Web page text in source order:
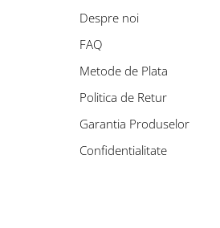
Despre noi
FAQ
Metode de Plata
Politica de Retur
Garantia Produselor
Confidentialitate